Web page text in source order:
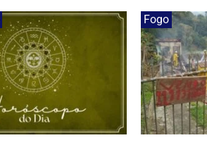
Fogo